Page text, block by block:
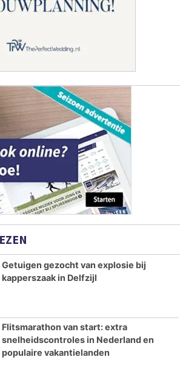
Getuigen gezocht van explosie bij
kapperszaak in Delfzijl
Flitsmarathon van start: extra
snelheidscontroles in Nederland en
populaire vakantielanden